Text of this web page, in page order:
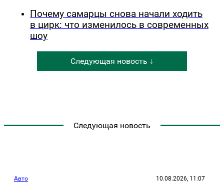
Почему самарцы снова начали ходить
в цирк: что изменилось в современных
шоу
Следующая новость ↓
Следующая новость
Авто 10.08.2026, 11:07